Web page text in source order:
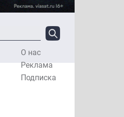
О нас
Реклама
Подписка